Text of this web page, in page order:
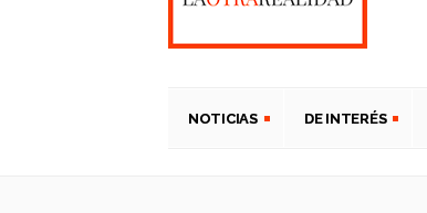
NOTICIAS DE INTERÉS